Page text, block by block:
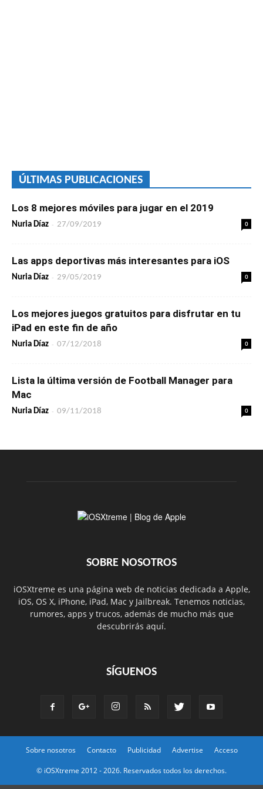
ÚLTIMAS PUBLICACIONES
Los 8 mejores móviles para jugar en el 2019
Nuria Díaz - 27/09/2019 0
Las apps deportivas más interesantes para iOS
Nuria Díaz - 29/05/2019 0
Los mejores juegos gratuitos para disfrutar en tu
iPad en este fin de año
Nuria Díaz - 07/12/2018 0
Lista la última versión de Football Manager para
Mac
Nuria Díaz - 09/11/2018 0
SOBRE NOSOTROS
iOSXtreme es una página web de noticias dedicada a Apple,
iOS, OS X, iPhone, iPad, Mac y Jailbreak. Tenemos noticias,
rumores, apps y trucos, además de mucho más que
descubrirás aquí.
SÍGUENOS
Sobre nosotros Contacto Publicidad Advertise Acceso
© iOSXtreme 2012 -2026. Reservados todos los derechos.